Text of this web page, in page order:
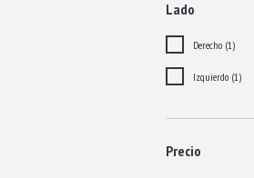
Lado
Derecho (1)
Izquierdo (1)
Precio